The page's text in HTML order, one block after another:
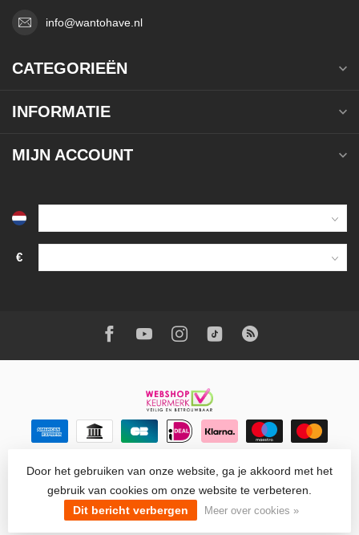
info@wantohave.nl
CATEGORIEËN
INFORMATIE
MIJN ACCOUNT
€
© Copyright 2026 Wantohave- Powered by Lightspeed-
Lightspeed designby Dyvelopment
Door het gebruiken van onze website, ga je akkoord met het
gebruik van cookies om onze website te verbeteren.
Dit bericht verbergen
Meer over cookies »